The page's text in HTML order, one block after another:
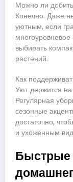
Можно ли
Конечно. Даже
уютным, если
выбирать
растений.
Как
Уют держится
Регулярная
сезонные
достаточно,
и ухоженным
Быстрые